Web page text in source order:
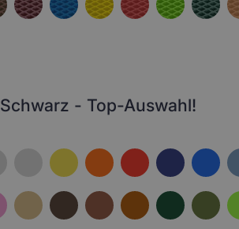
Schwarz - Top-Auswahl!